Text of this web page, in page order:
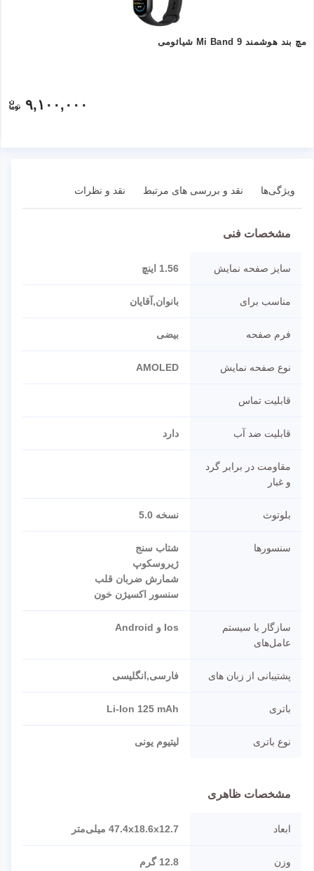
مچ بند هوشمند Mi Band 9 شیائومی
۹,۱۰۰,۰۰۰
ویژگی‌ها نقد و بررسی های مرتبط نقد و نظرات
مشخصات فنی
سایز صفحه نمایش 1.56 اینچ
مناسب برای بانوان,آقایان
فرم صفحه بیضی
نوع صفحه نمایش AMOLED
قابلیت تماس
قابلیت ضد آب دارد
مقاومت در برابر گرد
و غبار
بلوتوث نسخه 5.0
سنسورها
شتاب سنج
ژیروسکوپ
شمارش ضربان قلب
سنسور اکسیژن خون
سازگار با سیستم
عامل‌های
Ios و Android
پشتیبانی از زبان های فارسی,انگلیسی
باتری Li-Ion 125 mAh
نوع باتری لیتیوم یونی
مشخصات ظاهری
ابعاد 47.4x18.6x12.7 میلی‌متر
وزن 12.8 گرم